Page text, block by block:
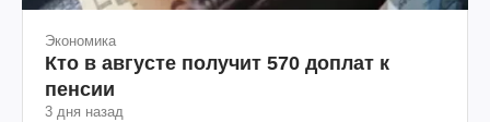
Экономика
Кто в августе получит 570 доплат к
пенсии
3 дня назад